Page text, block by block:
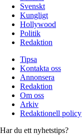
Svenskt
Kungligt
Hollywood
Politik
Redaktion
Tipsa
Kontakta oss
Annonsera
Redaktion
Om oss
Arkiv
Redaktionell policy
Har du ett nyhetstips?